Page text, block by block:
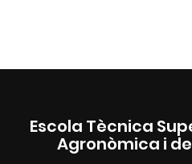
Escola Tècnica
Agronòmica i